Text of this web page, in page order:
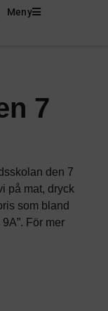
Meny
7
den 7
på mat, dryck
som bland
För mer